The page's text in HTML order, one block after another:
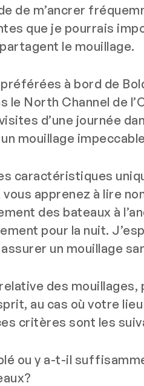
de m’ancrer
que je pourrais
le mouillage.
à bord de
le North Channel de
d’une journée
mouillage
caractéristiques
apprenez à lire
des bateaux à
pour la nuit.
un mouillage
des
au cas où votre
critères sont les
ou y a-t-il